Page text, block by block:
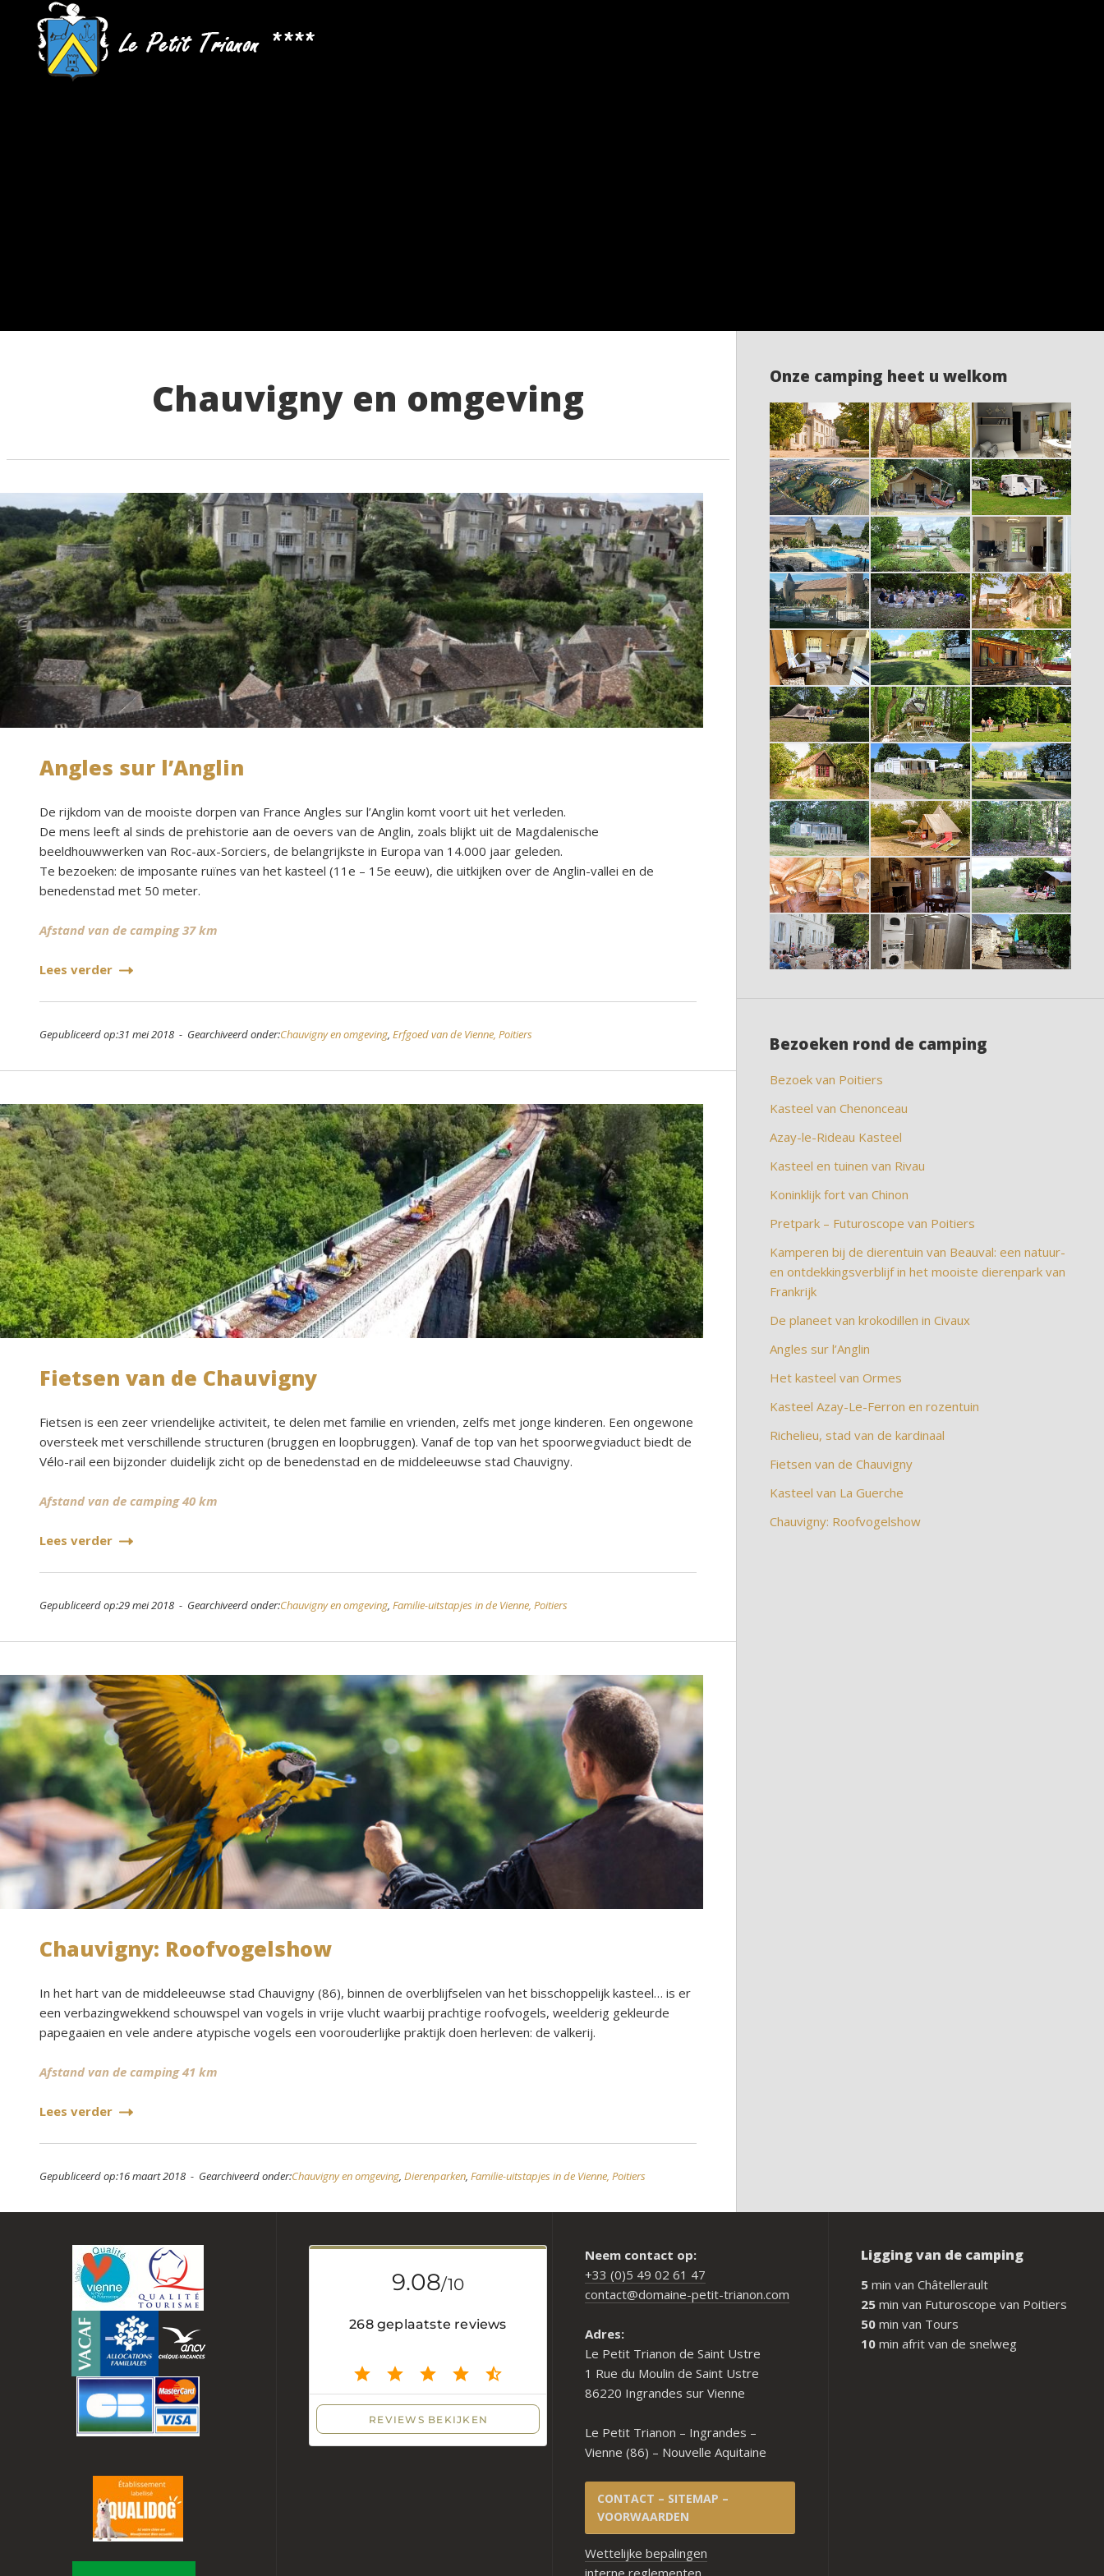
Chauvigny en omgeving
Angles sur l’Anglin
De rijkdom van de mooiste dorpen van France Angles sur l’Anglin komt voort uit het verleden.
De mens leeft al sinds de prehistorie aan de oevers van de Anglin, zoals blijkt uit de Magdalenische
beeldhouwwerken van Roc-aux-Sorciers, de belangrijkste in Europa van 14.000 jaar geleden.
Te bezoeken: de imposante ruïnes van het kasteel (11e – 15e eeuw), die uitkijken over de Anglin-vallei en de
benedenstad met 50 meter.
Afstand van de camping 37 km
Lees verder
Gepubliceerd op:31 mei 2018 - Gearchiveerd onder:Chauvigny en omgeving Erfgoed van de Vienne, Poitiers
Fietsen van de Chauvigny
Fietsen is een zeer vriendelijke activiteit, te delen met familie en vrienden, zelfs met jonge kinderen. Een ongewone
oversteek met verschillende structuren (bruggen en loopbruggen). Vanaf de top van het spoorwegviaduct biedt de
Vélo-rail een bijzonder duidelijk zicht op de benedenstad en de middeleeuwse stad Chauvigny.
Afstand van de camping 40 km
Lees verder
Gepubliceerd op:29 mei 2018 - Gearchiveerd onder:Chauvigny en omgeving, Familie-uitstapjes in de Vienne, Poitiers
Chauvigny: Roofvogelshow
In het hart van de middeleeuwse stad Chauvigny (86), binnen de overblijfselen van het bisschoppelijk kasteel… is er
een verbazingwekkend schouwspel van vogels in vrije vlucht waarbij prachtige roofvogels, weelderig gekleurde
papegaaien en vele andere atypische vogels een voorouderlijke praktijk doen herleven: de valkerij.
Afstand van de camping 41 km
Lees verder
Gepubliceerd op:16 maart 2018 - Gearchiveerd onder:Chauvigny en omgeving, Dierenparken, Familie-uitstapjes in de Vienne, Poitiers
Onze camping heet u welkom
Bezoeken rond de camping
Bezoek van Poitiers
Kasteel van Chenonceau
Azay-le-Rideau Kasteel
Kasteel en tuinen van Rivau
Koninklijk fort van Chinon
Pretpark – Futuroscope van Poitiers
Kamperen bij de dierentuin van Beauval: een natuur-
en ontdekkingsverblijf in het mooiste dierenpark van
Frankrijk
De planeet van krokodillen in Civaux
Angles sur l’Anglin
Het kasteel van Ormes
Kasteel Azay-Le-Ferron en rozentuin
Richelieu, stad van de kardinaal
Fietsen van de Chauvigny
Kasteel van La Guerche
Chauvigny: Roofvogelshow
Neem contact op:
+33 (0)5 49 02 61 47
contact@domaine-petit-trianon.com
Adres:
Le Petit Trianon de Saint Ustre
1 Rue du Moulin de Saint Ustre
86220 Ingrandes sur Vienne
Le Petit Trianon – Ingrandes –
Vienne (86) – Nouvelle Aquitaine
CONTACT – SITEMAP –
VOORWAARDEN
Wettelijke bepalingen
Ligging van de camping
5 min van Châtellerault
25 min van Futuroscope van Poitiers
50 min van Tours
10 min afrit van de snelweg